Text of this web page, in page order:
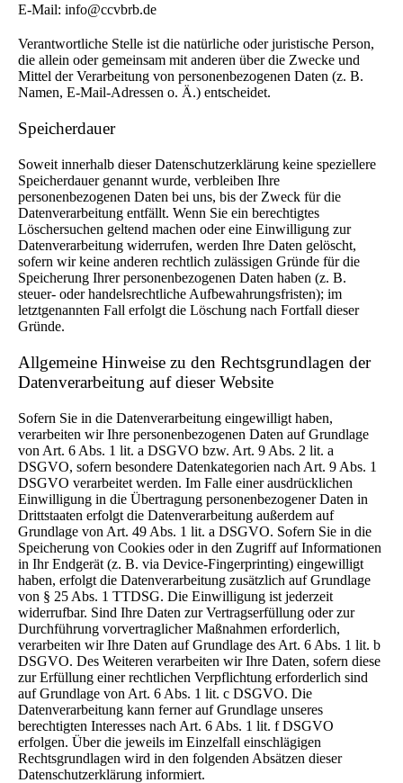
E-Mail: info@ccvbrb.de
Verantwortliche Stelle ist die natürliche oder juristische Person,
die allein oder gemeinsam mit anderen über die Zwecke und
Mittel der Verarbeitung von personenbezogenen Daten (z. B.
Namen, E-Mail-Adressen o. Ä.) entscheidet.
Speicherdauer
Soweit innerhalb dieser Datenschutzerklärung keine speziellere
Speicherdauer genannt wurde, verbleiben Ihre
personenbezogenen Daten bei uns, bis der Zweck für die
Datenverarbeitung entfällt. Wenn Sie ein berechtigtes
Löschersuchen geltend machen oder eine Einwilligung zur
Datenverarbeitung widerrufen, werden Ihre Daten gelöscht,
sofern wir keine anderen rechtlich zulässigen Gründe für die
Speicherung Ihrer personenbezogenen Daten haben (z. B.
steuer- oder handelsrechtliche Aufbewahrungsfristen); im
letztgenannten Fall erfolgt die Löschung nach Fortfall dieser
Gründe.
Allgemeine Hinweise zu den Rechtsgrundlagen der
Datenverarbeitung auf dieser Website
Sofern Sie in die Datenverarbeitung eingewilligt haben,
verarbeiten wir Ihre personenbezogenen Daten auf Grundlage
von Art. 6 Abs. 1 lit. a DSGVO bzw. Art. 9 Abs. 2 lit. a
DSGVO, sofern besondere Datenkategorien nach Art. 9 Abs. 1
DSGVO verarbeitet werden. Im Falle einer ausdrücklichen
Einwilligung in die Übertragung personenbezogener Daten in
Drittstaaten erfolgt die Datenverarbeitung außerdem auf
Grundlage von Art. 49 Abs. 1 lit. a DSGVO. Sofern Sie in die
Speicherung von Cookies oder in den Zugriff auf Informationen
in Ihr Endgerät (z. B. via Device-Fingerprinting) eingewilligt
haben, erfolgt die Datenverarbeitung zusätzlich auf Grundlage
von § 25 Abs. 1 TTDSG. Die Einwilligung ist jederzeit
widerrufbar. Sind Ihre Daten zur Vertragserfüllung oder zur
Durchführung vorvertraglicher Maßnahmen erforderlich,
verarbeiten wir Ihre Daten auf Grundlage des Art. 6 Abs. 1 lit. b
DSGVO. Des Weiteren verarbeiten wir Ihre Daten, sofern diese
zur Erfüllung einer rechtlichen Verpflichtung erforderlich sind
auf Grundlage von Art. 6 Abs. 1 lit. c DSGVO. Die
Datenverarbeitung kann ferner auf Grundlage unseres
berechtigten Interesses nach Art. 6 Abs. 1 lit. f DSGVO
erfolgen. Über die jeweils im Einzelfall einschlägigen
Rechtsgrundlagen wird in den folgenden Absätzen dieser
Datenschutzerklärung informiert.